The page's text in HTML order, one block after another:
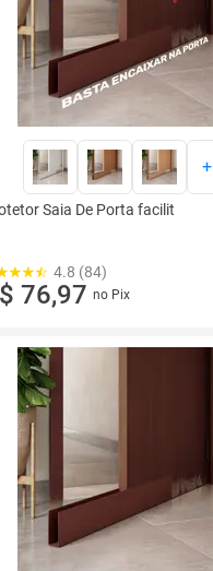
+
Saia De Porta facilit
4.8 (84)
76,97 no Pix